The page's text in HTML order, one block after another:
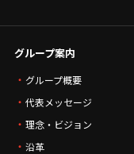
グループ案内
グループ概要
代表メッセージ
理念・ビジョン
沿革